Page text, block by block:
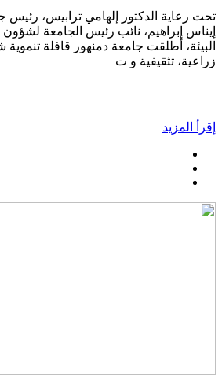
تحت رعاية الدكتور إلهامي ترابيس، رئيس
إيناس إبراهيم، نائب رئيس الجامعة
البيئة، أطلقت جامعة دمنهور قافلة
زراعية، تثقيفية و ت
إقرأ المزيد